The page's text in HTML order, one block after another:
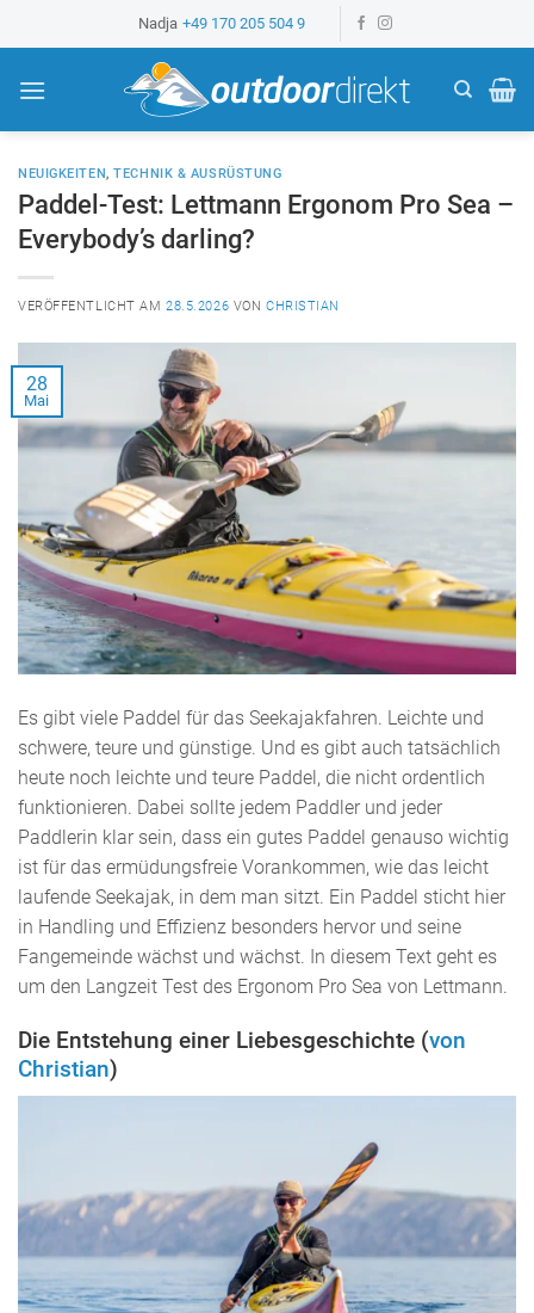
u
n
Nadja +49 170 205 504 9
NEUIGKEITEN,TECHNIK & AUSRÜSTUNG
Paddel-Test: Lettmann Ergonom Pro Sea –
Everybody’s darling?
VERÖFFENTLICHT AM28.5.2026 VON CHRISTIAN
28
Mai
Es gibt viele Paddel für das Seekajakfahren. Leichte und
schwere, teure und günstige. Und es gibt auch tatsächlich
heute noch leichte und teure Paddel, die nicht ordentlich
funktionieren. Dabei sollte jedem Paddler und jeder
Paddlerin klar sein, dass ein gutes Paddel genauso wichtig
ist für das ermüdungsfreie Vorankommen, wie das leicht
laufende Seekajak, in dem man sitzt. Ein Paddel sticht hier
in Handling und Effizienz besonders hervor und seine
Fangemeinde wächst und wächst. In diesem Text geht es
um den Langzeit Test des Ergonom Pro Sea von Lettmann.
Die Entstehung einer Liebesgeschichte (von
Christian)